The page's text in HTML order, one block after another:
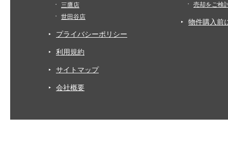
三鷹店
世田谷店
プライバシーポリシー
利用規約
サイトマップ
会社概要
売却をご検
物件購入前